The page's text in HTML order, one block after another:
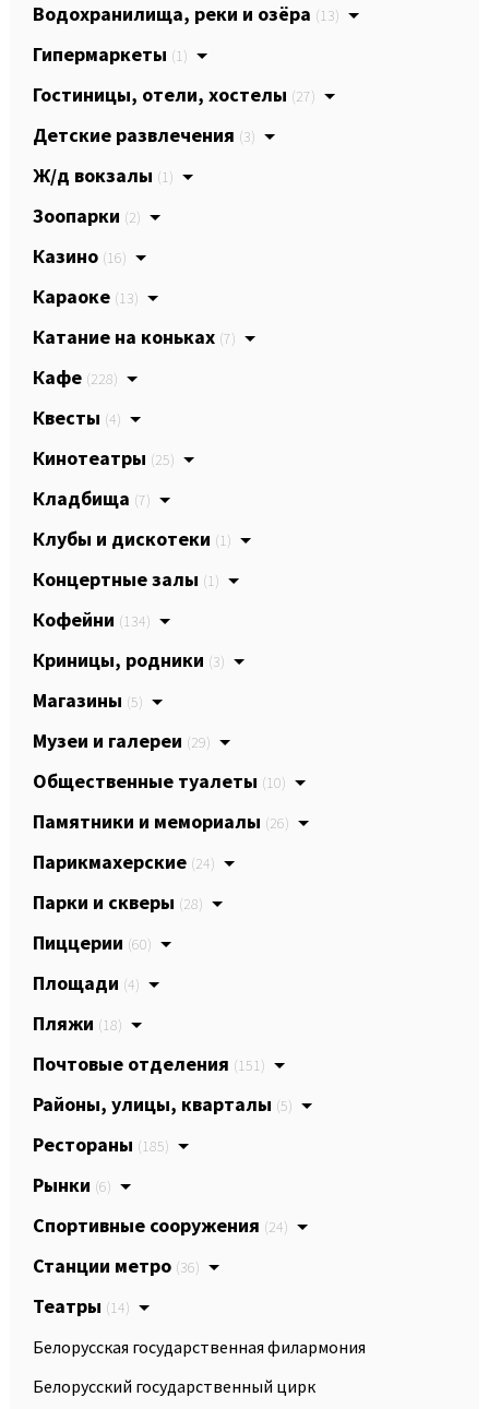
Водохранилища, реки и озёра (13)
Гипермаркеты (1)
Гостиницы, отели, хостелы (27)
Детские развлечения (3)
Ж/д вокзалы (1)
Зоопарки (2)
Казино (16)
Караоке (13)
Катание на коньках (7)
Кафе (228)
Квесты (4)
Кинотеатры (25)
Кладбища (7)
Клубы и дискотеки (1)
Концертные залы (1)
Кофейни (134)
Криницы, родники (3)
Магазины (5)
Музеи и галереи (29)
Общественные туалеты (10)
Памятники и мемориалы (26)
Парикмахерские (24)
Парки и скверы (28)
Пиццерии (60)
Площади (4)
Пляжи (18)
Почтовые отделения (151)
Районы, улицы, кварталы (5)
Рестораны (185)
Рынки (6)
Спортивные сооружения (24)
Станции метро (36)
Театры (14)
Белорусская государственная филармония
Белорусский государственный цирк